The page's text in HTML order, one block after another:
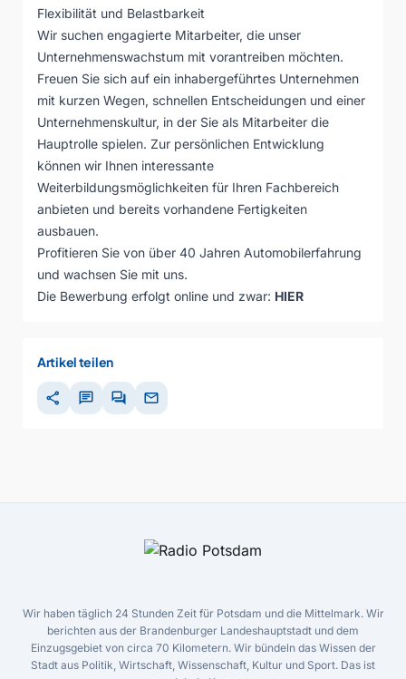
Flexibilität und Belastbarkeit
Wir suchen engagierte Mitarbeiter, die unser
Unternehmenswachstum mit vorantreiben möchten.
Freuen Sie sich auf ein inhabergeführtes Unternehmen
mit kurzen Wegen, schnellen Entscheidungen und einer
Unternehmenskultur, in der Sie als Mitarbeiter die
Hauptrolle spielen. Zur persönlichen Entwicklung
können wir Ihnen interessante
Weiterbildungsmöglichkeiten für Ihren Fachbereich
anbieten und bereits vorhandene Fertigkeiten
ausbauen.
Profitieren Sie von über 40 Jahren Automobilerfahrung
und wachsen Sie mit uns.
Die Bewerbung erfolgt online und zwar: HIER
Artikel teilen
share chat forum mail
Wir haben täglich 24 Stunden Zeit für Potsdam und die Mittelmark. Wir
berichten aus der Brandenburger Landeshauptstadt und dem
Einzugsgebiet von circa 70 Kilometern. Wir bündeln das Wissen der
Stadt aus Politik, Wirtschaft, Wissenschaft, Kultur und Sport. Das ist